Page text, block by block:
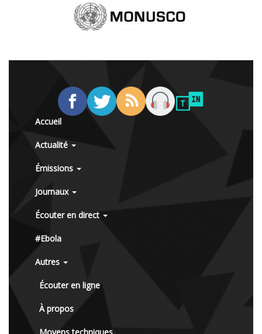
Accueil
Actualité
Émissions
Journaux
Écouter en direct
#Ebola
Autres
Écouter en ligne
À propos